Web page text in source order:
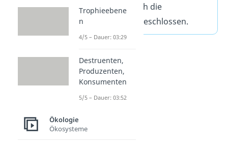
gefolgt und durch die
Destruenten abgeschlossen.
Trophieebene
n
4/5 – Dauer: 03:29
Destruenten,
Produzenten,
Konsumenten
5/5 – Dauer: 03:52
Ökologie
Ökosysteme